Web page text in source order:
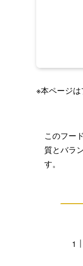
※本ページ
このフー
質とバラ
す。